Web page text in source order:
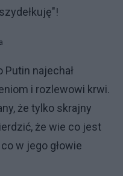
najechał
i rozlewowi krwi.
że tylko skrajny
że wie co jest
w jego głowie